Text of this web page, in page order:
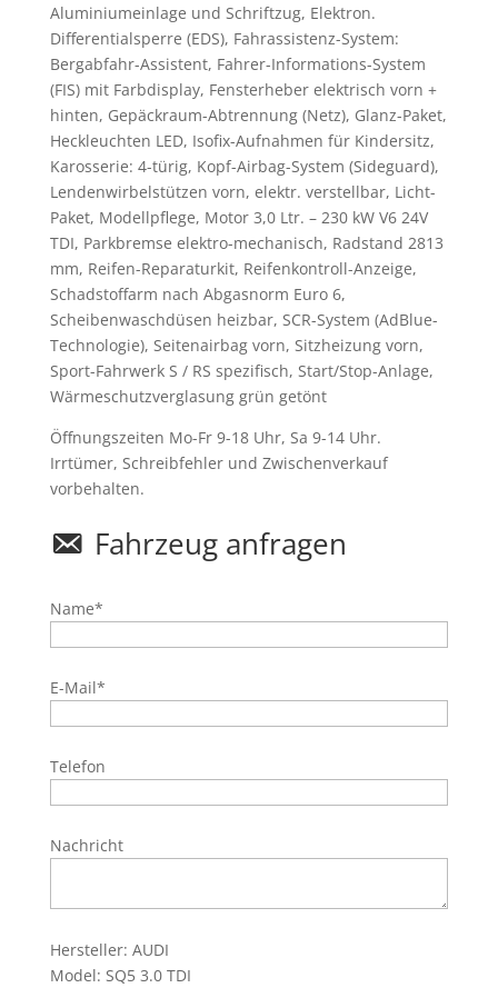
Aluminiumeinlage und Schriftzug, Elektron.
Differentialsperre (EDS), Fahrassistenz-System:
Bergabfahr-Assistent, Fahrer-Informations-System
(FIS) mit Farbdisplay, Fensterheber elektrisch vorn +
hinten, Gepäckraum-Abtrennung (Netz), Glanz-Paket,
Heckleuchten LED, Isofix-Aufnahmen für Kindersitz,
Karosserie: 4-türig, Kopf-Airbag-System (Sideguard),
Lendenwirbelstützen vorn, elektr. verstellbar, Licht-
Paket, Modellpflege, Motor 3,0 Ltr. – 230 kW V6 24V
TDI, Parkbremse elektro-mechanisch, Radstand 2813
mm, Reifen-Reparaturkit, Reifenkontroll-Anzeige,
Schadstoffarm nach Abgasnorm Euro 6,
Scheibenwaschdüsen heizbar, SCR-System (AdBlue-
Technologie), Seitenairbag vorn, Sitzheizung vorn,
Sport-Fahrwerk S / RS spezifisch, Start/Stop-Anlage,
Wärmeschutzverglasung grün getönt
Öffnungszeiten Mo-Fr 9-18 Uhr, Sa 9-14 Uhr.
Irrtümer, Schreibfehler und Zwischenverkauf
vorbehalten.
Fahrzeug anfragen
Name*
E-Mail*
Telefon
Nachricht
Hersteller: AUDI
Model: SQ5 3.0 TDI